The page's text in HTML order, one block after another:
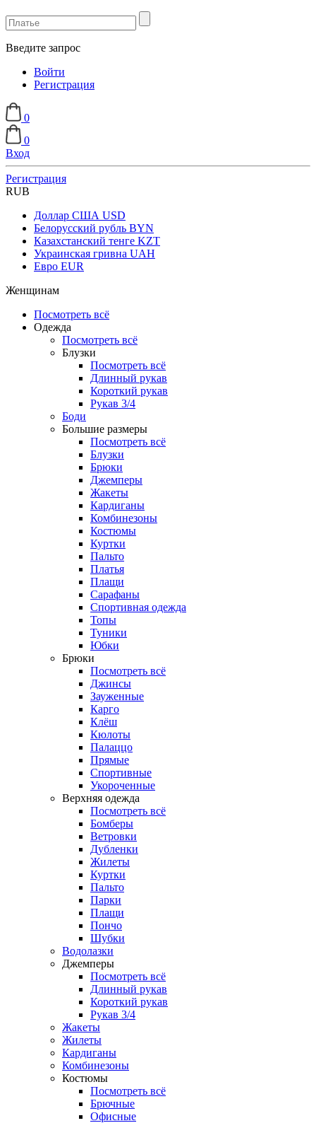
Введите запрос
Войти
Регистрация
0
0
Вход
Регистрация
RUB
Доллар США USD
Белорусский рубль BYN
Казахстанский тенге KZT
Украинская гривна UAH
Евро EUR
Женщинам
Посмотреть всё
Одежда
Посмотреть всё
Блузки
Посмотреть всё
Длинный рукав
Короткий рукав
Рукав 3/4
Боди
Большие размеры
Посмотреть всё
Блузки
Брюки
Джемперы
Жакеты
Кардиганы
Комбинезоны
Костюмы
Куртки
Пальто
Платья
Плащи
Сарафаны
Спортивная одежда
Топы
Туники
Юбки
Брюки
Посмотреть всё
Джинсы
Зауженные
Карго
Клёш
Кюлоты
Палаццо
Прямые
Спортивные
Укороченные
Верхняя одежда
Посмотреть всё
Бомберы
Ветровки
Дубленки
Жилеты
Куртки
Пальто
Парки
Плащи
Пончо
Шубки
Водолазки
Джемперы
Посмотреть всё
Длинный рукав
Короткий рукав
Рукав 3/4
Жакеты
Жилеты
Кардиганы
Комбинезоны
Костюмы
Посмотреть всё
Брючные
Офисные